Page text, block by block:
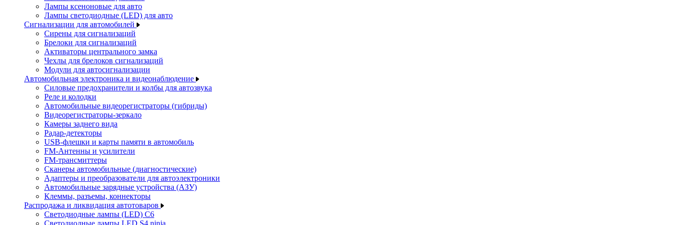
Лампы ксеноновые для авто
Лампы светодиодные (LED) для авто
Сигнализации для автомобилей
Сирены для сигнализаций
Брелоки для сигнализаций
Активаторы центрального замка
Чехлы для брелоков сигнализаций
Модули для автосигнализации
Автомобильная электроника и видеонаблюдение
Силовые предохранители и колбы для автозвука
Реле и колодки
Автомобильные видеорегистраторы (гибриды)
Видеорегистраторы-зеркало
Камеры заднего вида
Радар-детекторы
USB-флешки и карты памяти в автомобиль
FM-Антенны и усилители
FM-трансмиттеры
Сканеры автомобильные (диагностические)
Адаптеры и преобразователи для автоэлектроники
Автомобильные зарядные устройства (АЗУ)
Клеммы, разъемы, коннекторы
Распродажа и ликвидация автотоваров
Светодиодные лампы (LED) C6
Светодиодные лампы LED S4 ninja